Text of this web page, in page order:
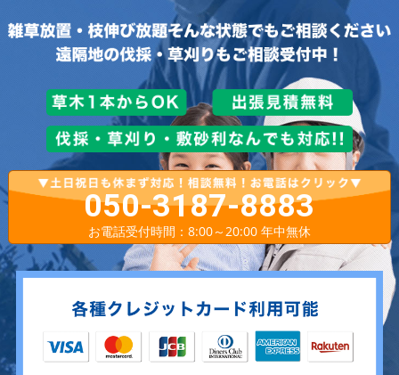
050-3187-8883
お電話受付時間：8:00～20:00 年中無休